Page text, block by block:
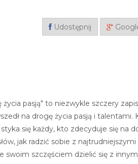
Udostępnij
pasją" to niezwykle szczery
na drogę życia pasją i talentami.
się każdy, kto zdecyduje się na
jak radzić sobie z
swoim szczęściem dzielić się z